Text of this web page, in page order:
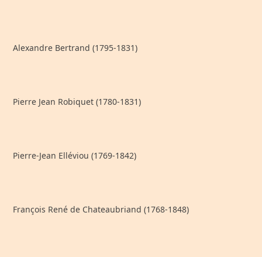
Alexandre Bertrand (1795-1831)
Pierre Jean Robiquet (1780-1831)
Pierre-Jean Elléviou (1769-1842)
François René de Chateaubriand (1768-1848)